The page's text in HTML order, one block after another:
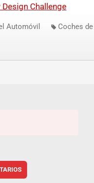
Challenge
Automóvil Coches